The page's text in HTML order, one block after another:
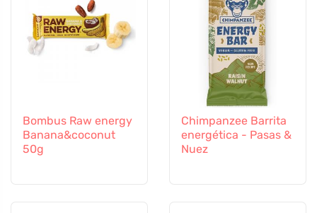
Bombus Raw energy
Banana&coconut
50g
Chimpanzee Barrita
energética - Pasas &
Nuez